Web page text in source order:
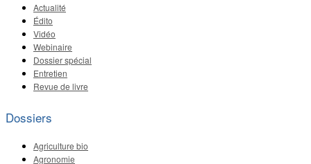
Actualité
Édito
Vidéo
Webinaire
Dossier spécial
Entretien
Revue de livre
Dossiers
Agriculture bio
Agronomie